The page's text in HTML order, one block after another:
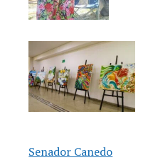
Senador Canedo